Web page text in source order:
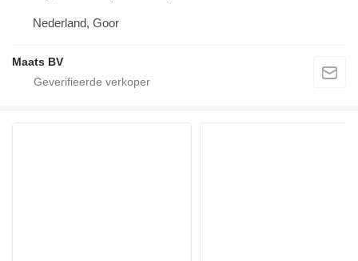
Nederland, Goor
Maats BV